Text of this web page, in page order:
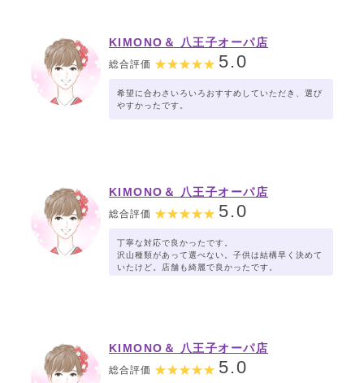
KIMONO＆ 八王子オーパ店
総合評価 5.0
希望に合わさいろいろおすすめしていただき、選び
やすかったです。
KIMONO＆ 八王子オーパ店
総合評価 5.0
丁寧な対応で良かったです。
沢山種類があって選べない。子供は結構早く決めて
いたけど。店舗も綺麗で良かったです。
KIMONO＆ 八王子オーパ店
総合評価 5.0